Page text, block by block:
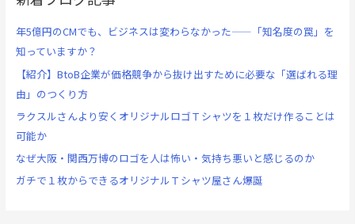
年5億円のCMでも、ビジネスは変わらなかった——「知名度の罠」を
知っていますか？
【紹介】BtoB企業が価格競争から抜け出すために必要な「選ばれる理
由」のつくり方
ラクスルさんより安くオリジナルロゴＴシャツを１枚だけ作ることは
可能か
なぜ大阪・関西万博のロゴを人は怖い・気持ち悪いと感じるのか
ガチで１枚からできるオリジナルＴシャツ屋さん爆誕